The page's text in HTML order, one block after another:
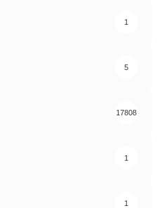
1
5
17808
1
1